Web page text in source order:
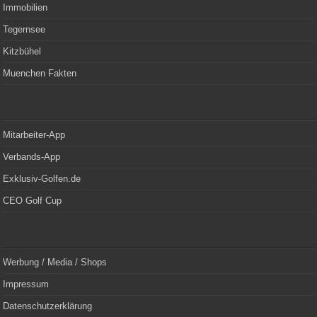
Immobilien
Tegernsee
Kitzbühel
Muenchen Fakten
Mitarbeiter-App
Verbands-App
Exklusiv-Golfen.de
CEO Golf Cup
Werbung / Media / Shops
Impressum
Datenschutzerklärung